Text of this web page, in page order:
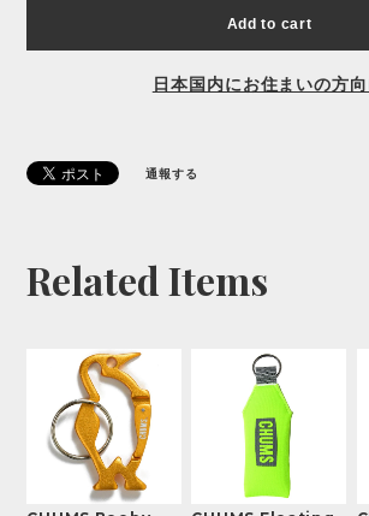
Add to cart
日本国内にお住まいの方
通報する
Related Items